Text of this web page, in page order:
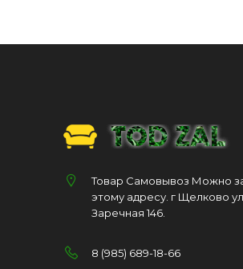
Товар Самовывоз Можно
этому адресу. г Щелково ул.
Заречная 146.
8 (985) 689-18-66